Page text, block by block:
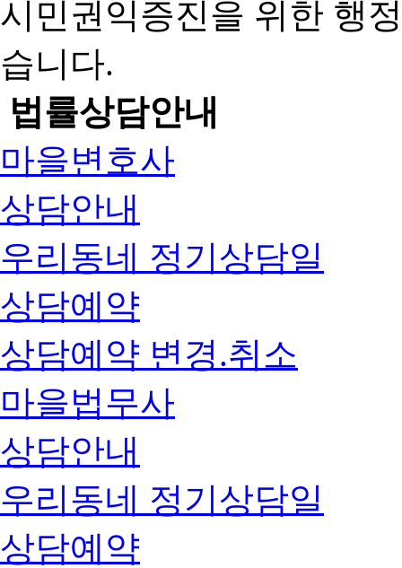
시민권익증진을 위한 행
습니다.
법률상담안내
마을변호사
상담안내
우리동네 정기상담일
상담예약
상담예약 변경.취소
마을법무사
상담안내
우리동네 정기상담일
상담예약